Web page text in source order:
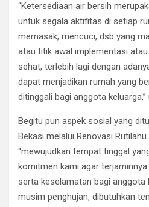
“Ketersediaan air bersih
untuk segala aktifitas di setiap
memasak, mencuci, dsb yang
atau titik awal implementasi
sehat, terlebih lagi dengan
dapat menjadikan rumah yang
ditinggali bagi anggota
Begitu pun aspek sosial yang
Bekasi melalui Renovasi
“mewujudkan tempat tinggal
komitmen kami agar
serta keselamatan bagi anggota
musim penghujan, dibutuhkan